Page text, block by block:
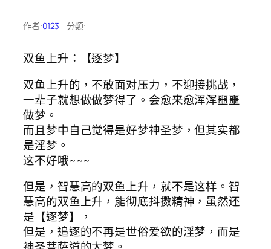
作者:0123 分類:
双鱼上升：【逐梦】
双鱼上升的，不敢面对压力，不迎接挑战，
一辈子就想做做梦得了。会愈来愈浑浑噩噩
做梦。
而且梦中自己觉得是好梦神圣梦，但其实都
是淫梦。
这不好哦~~~
但是，智慧高的双鱼上升，就不是这样。智
慧高的双鱼上升，能彻底抖擞精神，虽然还
是【逐梦】，
但是，追逐的不再是世俗爱欲的淫梦，而是